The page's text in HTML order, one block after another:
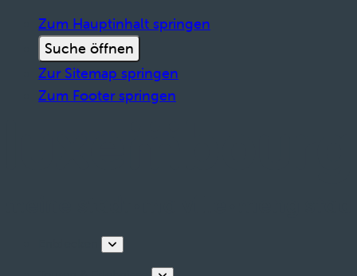
Zum Hauptinhalt springen
Suche öffnen
Zur Sitemap springen
Zum Footer springen